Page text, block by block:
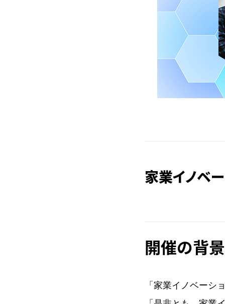
家業イノベ
開催の背景
「家業イノベーシ